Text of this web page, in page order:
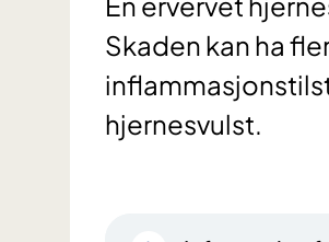
Skaden kan ha
hjernesvulst.